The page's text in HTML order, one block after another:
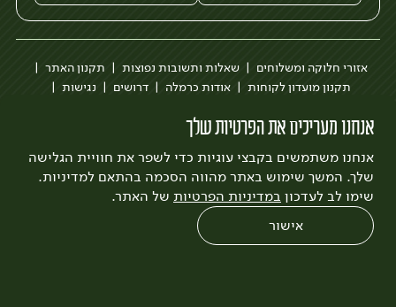
אנחנו מעריכים את הפרטיות שלך
אנחנו משתמשים בקבצי עוגיות כדי לשפר את חוויית הגלישה
שלך. המשך שימוש באתר מהווה הסכמה בהתאם למדיניות.
שימו לב לעדכון במדיניות הפרטיות של האתר.
אישור
אזורי חלוקה ומשלוחים שאלות ותשובות נפוצות
תקנון האתר
תקנון מועדון לקוחות
אודות כרמלה דרושים
נגישות
לצפייה בעדכון מדיניות פרטיות
עיצוב:3bears פיתוח:Quatro